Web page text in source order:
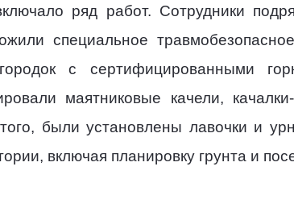
ряд работ. Сотрудники
специальное
с сертифицированными
маятниковые качели,
были установлены лавочки и
включая планировку грунта и